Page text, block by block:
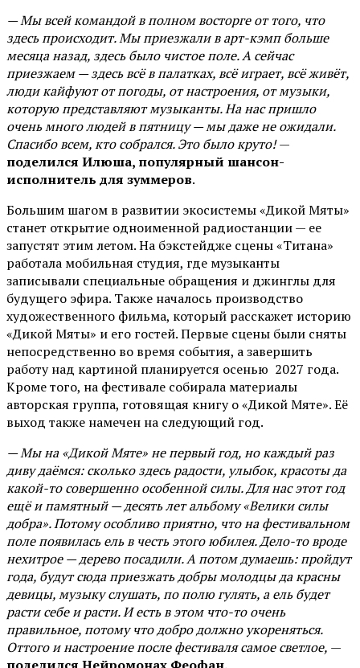
— Мы всей командой в полном восторге от того, что
здесь происходит. Мы приезжали в арт-кэмп больше
месяца назад, здесь было чистое поле. А сейчас
приезжаем — здесь всё в палатках, всё играет, всё живёт,
люди кайфуют от погоды, от настроения, от музыки,
которую представляют музыканты. На нас пришло
очень много людей в пятницу — мы даже не ожидали.
Спасибо всем, кто собрался. Это было круто!—
поделился Илюша, популярный шансон-
исполнитель для зуммеров.
Большим шагом в развитии экосистемы «Дикой Мяты»
станет открытие одноименной радиостанции — ее
запустят этим летом. На бэкстейдже сцены «Титана»
работала мобильная студия, где музыканты
записывали специальные обращения и джинглы для
будущего эфира. Также началось производство
художественного фильма, который расскажет историю
«Дикой Мяты» и его гостей. Первые сцены были сняты
непосредственно во время события, а завершить
работу над картиной планируется осенью 2027 года.
Кроме того, на фестивале собирала материалы
авторская группа, готовящая книгу о «Дикой Мяте». Её
выход также намечен на следующий год.
— Мы на «Дикой Мяте» не первый год, но каждый раз
диву даёмся: сколько здесь радости, улыбок, красоты да
какой-то совершенно особенной силы. Для нас этот год
ещё и памятный — десять лет альбому «Велики силы
добра». Потому особливо приятно, что на фестивальном
поле появилась ель в честь этого юбилея. Дело-то вроде
нехитрое — дерево посадили. А потом думаешь: пройдут
года, будут сюда приезжать добры молодцы да красны
девицы, музыку слушать, по полю гулять, а ель будет
расти себе и расти. И есть в этом что-то очень
правильное, потому что добро должно укореняться.
Оттого и настроение после фестиваля самое светлое, —